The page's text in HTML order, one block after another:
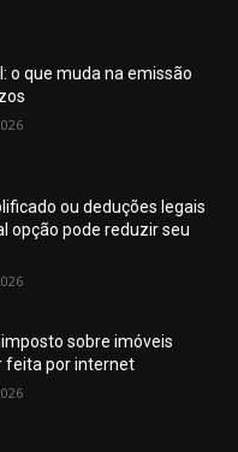
o que muda na emissão
ou deduções legais
opção pode reduzir seu
sobre imóveis
feita por internet